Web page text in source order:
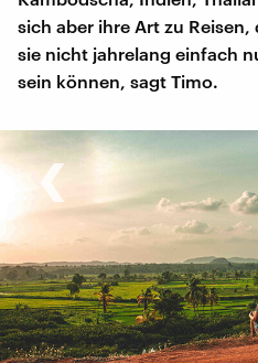
sich aber ihre Art zu
sie nicht jahrelang einfach
sein können, sagt Timo.
‹